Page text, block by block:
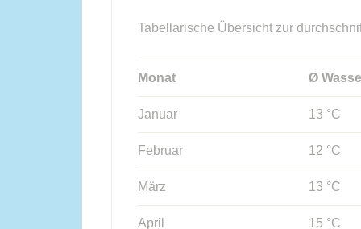
Tabellarische Übersicht zur
Monat Ø
Januar 13 °C
Februar 12 °C
März 13 °C
April 15 °C